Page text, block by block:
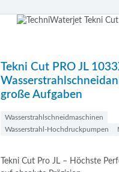
Tekni Cut PRO JL
große Aufgaben
Wasserstrahlschneidmaschinen
Wasserstrahl-Hochdruckpumpen
Tekni Cut Pro JL – Höchste